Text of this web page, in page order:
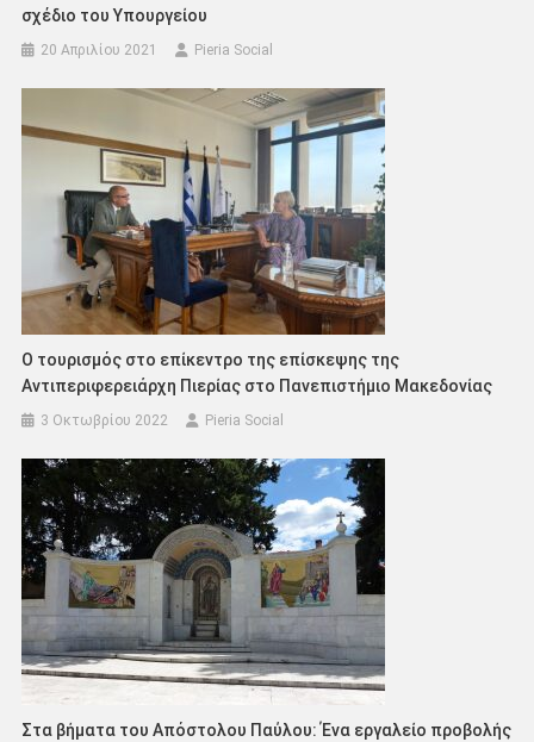
σχέδιο του Υπουργείου
20 Απριλίου 2021 Pieria Social
Ο τουρισμός στο επίκεντρο της επίσκεψης της
Αντιπεριφερειάρχη Πιερίας στο Πανεπιστήμιο Μακεδονίας
3 Οκτωβρίου 2022 Pieria Social
Στα βήματα του Απόστολου Παύλου: Ένα εργαλείο προβολής